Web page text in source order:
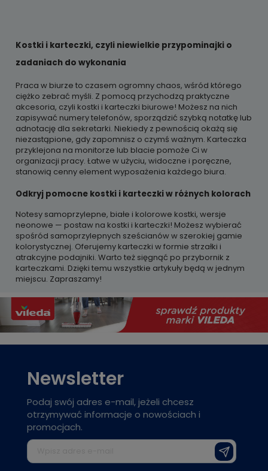
Kostki i karteczki, czyli niewielkie przypominajki o
zadaniach do wykonania
Praca w biurze to czasem ogromny chaos, wśród którego
ciężko zebrać myśli. Z pomocą przychodzą praktyczne
akcesoria, czyli kostki i karteczki biurowe! Możesz na nich
zapisywać numery telefonów, sporządzić szybką notatkę lub
adnotację dla sekretarki. Niekiedy z pewnością okażą się
niezastąpione, gdy zapomnisz o czymś ważnym. Karteczka
przyklejona na monitorze lub blacie pomoże Ci w
organizacji pracy. Łatwe w użyciu, widoczne i poręczne,
stanowią cenny element wyposażenia każdego biura.
Odkryj pomocne kostki i karteczki w różnych kolorach
Notesy samoprzylepne, białe i kolorowe kostki, wersje
neonowe — postaw na kostki i karteczki! Możesz wybierać
spośród samoprzylepnych sześcianów w szerokiej gamie
kolorystycznej. Oferujemy karteczki w formie strzałki i
atrakcyjne podajniki. Warto też sięgnąć po przybornik z
karteczkami. Dzięki temu wszystkie artykuły będą w jednym
miejscu. Zapraszamy!
Newsletter
Podaj swój adres e-mail, jeżeli chcesz
otrzymywać informacje o nowościach i
promocjach.